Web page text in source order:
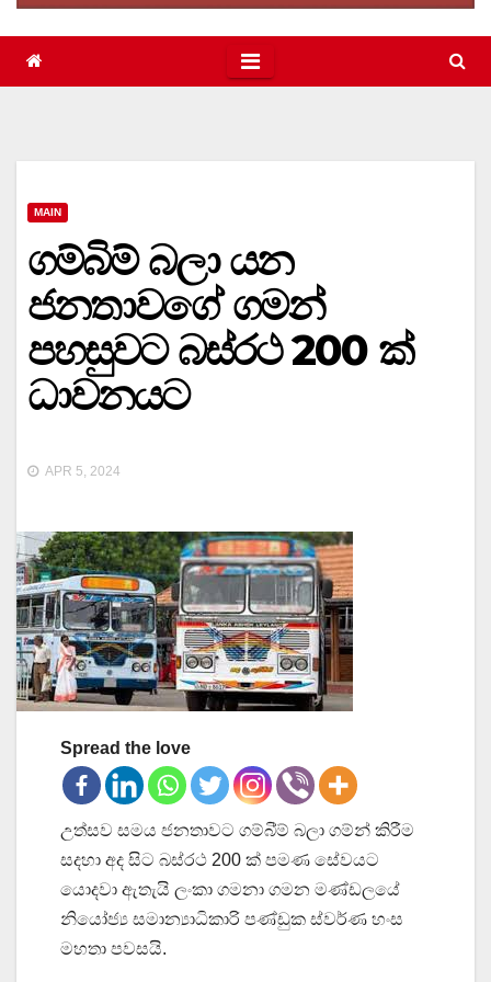
MAIN
ගම්බිම් බලා යන
ජනතාවගේ ගමන්
පහසුවට බස්රථ 200 ක්
ධාවනයට
APR 5, 2024
Spread the love
උත්සව සමය ජනතාවට ගම්බි්ම් බලා ගම්න් කිරීම
සදහා අද සිට බස්රථ 200 ක් පමණ සේවයට
යොදවා ඇතැයි ලංකා ගමනා ගමන මණ්ඩලයේ
නියෝජ්‍ය සමාන්‍යාධිකාරි පණ්ඩුක ස්වර්ණ හංස
මහතා පවසයි.